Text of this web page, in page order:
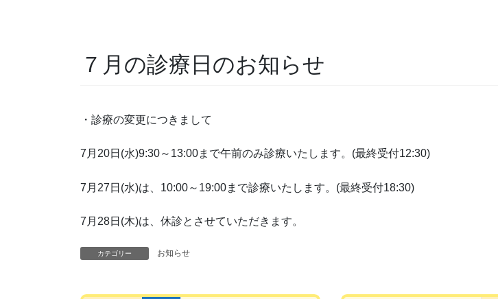
７月の診療日のお知らせ
・診療の変更につきまして
7月20日(水)9:30～13:00まで午前のみ診療いたします。(最終受付12:30)
7月27日(水)は、10:00～19:00まで診療いたします。(最終受付18:30)
7月28日(木)は、休診とさせていただきます。
カテゴリー お知らせ